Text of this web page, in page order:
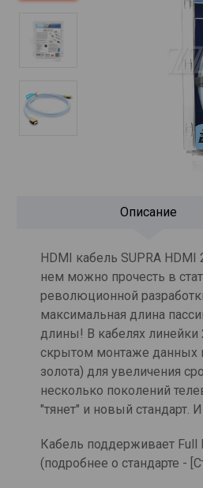
Описание
HDMI кабель SUPRA
нем можно прочесть в
революционной
максимальная длина
длины! В кабелях линейки
скрытом монтаже данных
золота) для увеличения
несколько поколений
"тянет" и новый стандарт.
Кабель поддерживает Full
(подробнее о стандарте -